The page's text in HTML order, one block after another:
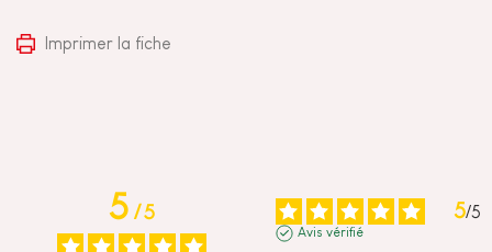
Imprimer la fiche
5/5 5/5
Avis vérifié